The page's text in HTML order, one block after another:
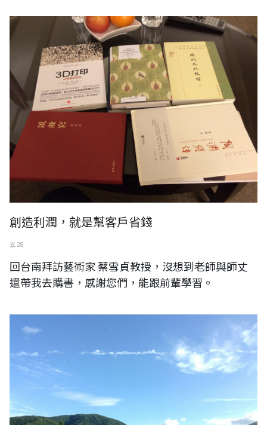
Shangri-La Tainan 香格里拉台南遠東國際大飯店
創造利潤，就是幫客戶省錢
五 28
回台南拜訪藝術家 蔡雪貞教授，沒想到老師與師丈
還帶我去購書，感謝您們，能跟前輩學習。